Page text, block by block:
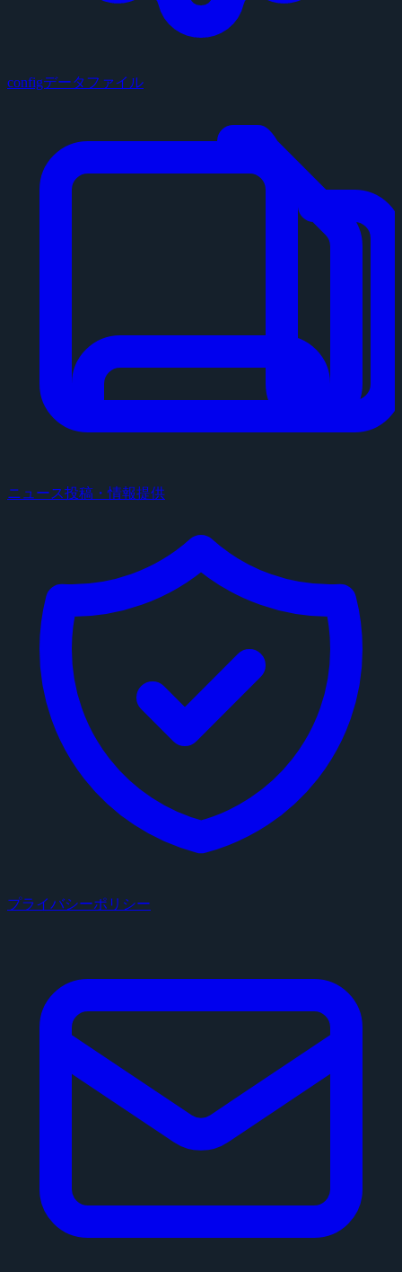
configデータファイル
ニュース投稿・情報提供
プライバシーポリシー